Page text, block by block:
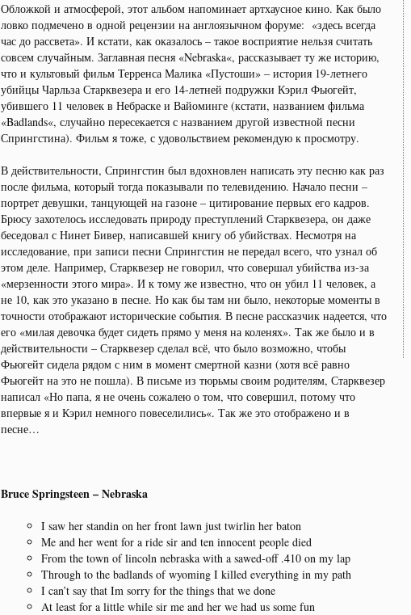
Обложкой и атмосферой, этот альбом напоминает артхаусное кино. Как было
ловко подмечено в одной рецензии на англоязычном форуме: «здесь всегда
час до рассвета». И кстати, как оказалось – такое восприятие нельзя считать
совсем случайным. Заглавная песня «Nebraska«, рассказывает ту же историю,
что и культовый фильм Терренса Малика «Пустоши» – история 19-летнего
убийцы Чарльза Старквезера и его 14-летней подружки Кэрил Фьюгейт,
убившего 11 человек в Небраске и Вайоминге (кстати, названием фильма
«Badlands«, случайно пересекается с названием другой известной песни
Спрингстина). Фильм я тоже, с удовольствием рекомендую к просмотру.
В действительности, Спрингстин был вдохновлен написать эту песню как раз
после фильма, который тогда показывали по телевидению. Начало песни –
портрет девушки, танцующей на газоне – цитирование первых его кадров.
Брюсу захотелось исследовать природу преступлений Старквезера, он даже
беседовал с Нинет Бивер, написавшей книгу об убийствах. Несмотря на
исследование, при записи песни Спрингстин не передал всего, что узнал об
этом деле. Например, Старквезер не говорил, что совершал убийства из-за
«мерзенности этого мира». И к тому же известно, что он убил 11 человек, а
не 10, как это указано в песне. Но как бы там ни было, некоторые моменты в
точности отображают исторические события. В песне рассказчик надеется, что
его «милая девочка будет сидеть прямо у меня на коленях». Так же было и в
действительности – Старквезер сделал всё, что было возможно, чтобы
Фьюгейт сидела рядом с ним в момент смертной казни (хотя всё равно
Фьюгейт на это не пошла). В письме из тюрьмы своим родителям, Старквезер
написал «Но папа, я не очень сожалею о том, что совершил, потому что
впервые я и Кэрил немного повеселились«. Так же это отображено и в
песне…
Bruce Springsteen – Nebraska
I saw her standin on her front lawn just twirlin her baton
Me and her went for a ride sir and ten innocent people died
From the town of lincoln nebraska with a sawed-off .410 on my lap
Through to the badlands of wyoming I killed everything in my path
I can’t say that Im sorry for the things that we done
At least for a little while sir me and her we had us some fun